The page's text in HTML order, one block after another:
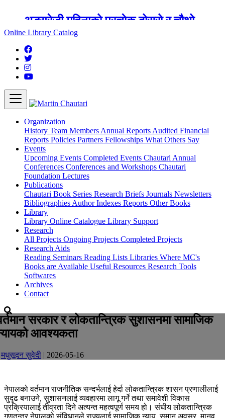
अङ्ग्रेजी महिनाको प्रत्येक दोस्रो र चौथो
शुक्रबार मार्टिन चौतारी र यसको पुस्तकालय
बन्द रहने छ ।
Online Library Catalog
Organization
History Team Members Annual Reports Audited Financial
Reports Policies Partners Fellowships What Others Say
Events
Upcoming Events Completed Events Chautari Annual
Conferences Conferences and Workshops Chautari
Foundation Lectures
Publications
Chautari Book Series Research Briefs Journals Newsletters
Bibliographies Author Indexes Reports Other Books
Library
Library Online Catalogue Library Support
Research
All Projects Ongoing Projects Completed Projects
Research Aids
Reading Seminars Reading Lists Libraries Where MC's
Books are Available Useful Resources Research Tools
Softwares
Archives
Contact
सरकार र लोकतान्त्रिक सुशासनमा सामाजिक
आवश्यकता
मधुसूदन सुवेदी | 2026-05-16
नेपालको वर्तमान राजनीतिक सन्दर्भलाई हेर्दा लोकतान्त्रिक शासन प्रणालीलाई
सुदृढ बनाउने, सुशासनलाई व्यवहारमा लागू गर्ने तथा समावेशी विकास
प्रक्रियालाई तीव्रता दिने अत्यन्त महत्वपूर्ण समय हो। संघीय लोकतान्त्रिक
गणतन्त्र नेपालको संविधानले राज्यलाई सामाजिक न्याय, समान अवसर, मानव